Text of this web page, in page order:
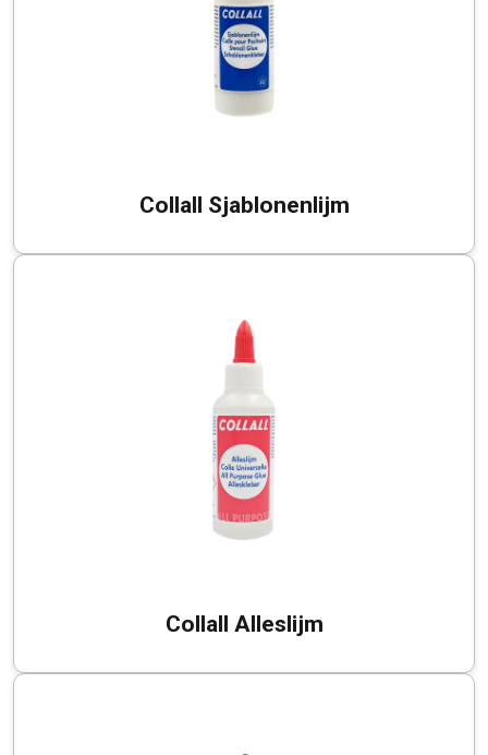
Collall Sjablonenlijm
Collall Alleslijm